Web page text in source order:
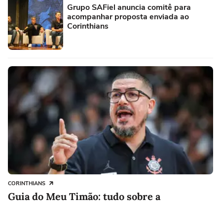
Grupo SAFiel anuncia comitê para
acompanhar proposta enviada ao
Corinthians
CORINTHIANS
Guia do Meu Timão: tudo sobre a